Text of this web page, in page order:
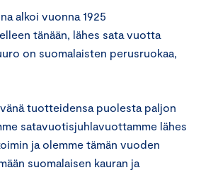
alkoi vuonna 1925
tänään, lähes sata vuotta
on suomalaisten perusruokaa,
tuotteidensa puolesta paljon
satavuotisjuhlavuottamme lähes
ja olemme tämän vuoden
suomalaisen kauran ja